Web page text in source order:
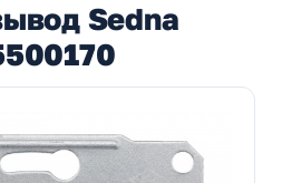
Sedna